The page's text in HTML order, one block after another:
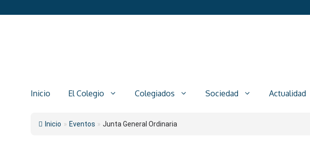
al
Inicio El Colegio Colegiados Sociedad Actualidad
Inicio » Eventos » Junta General Ordinaria